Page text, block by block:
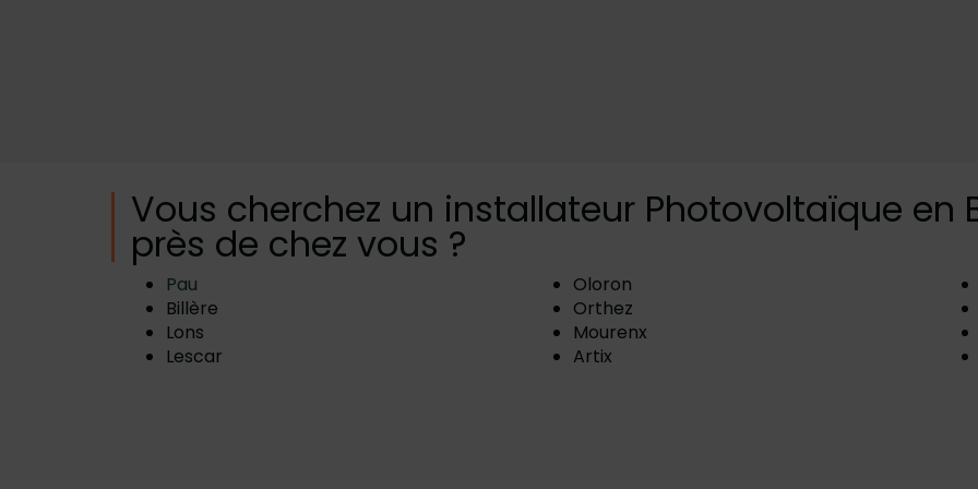
Vous cherchez un installateur Photovoltaïque en
près de chez vous ?
Pau
Billère
Lons
Lescar
Oloron
Orthez
Mourenx
Artix